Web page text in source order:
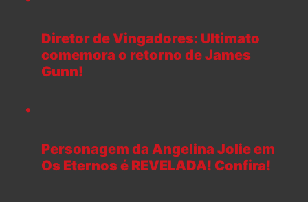
Diretor de Vingadores: Ultimato
comemora o retorno de James
Gunn!
Personagem da Angelina Jolie em
Os Eternos é REVELADA! Confira!